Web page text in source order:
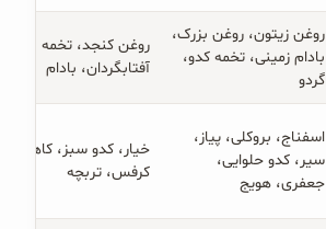
روغن زیتون، روغن بزرک،
بادام زمینی، تخمه کدو،
گردو
روغن کنجد، تخمه
آفتابگردان، بادام
اسفناج، بروکلی، پیاز،
سیر، کدو حلوایی،
جعفری، هویج
خیار، کدو سبز، کاهو،
کرفس، تربچه